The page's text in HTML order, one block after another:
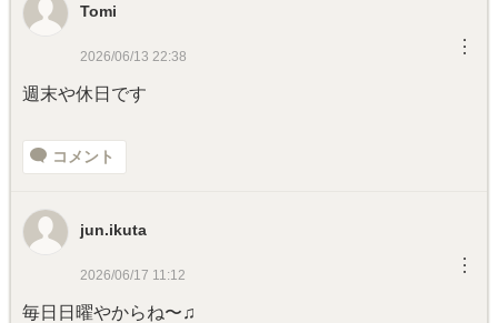
Tomi
2026/06/13 22:38 ︙
週末や休日です
コメント
jun.ikuta
2026/06/17 11:12 ︙
毎日日曜やからね〜♫